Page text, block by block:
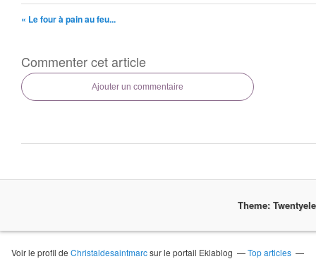
« Le four à pain au feu...
Commenter cet article
Ajouter un commentaire
Theme:
Voir le profil deChristaldesaintmarcsur le portail Eklablog
Top articles